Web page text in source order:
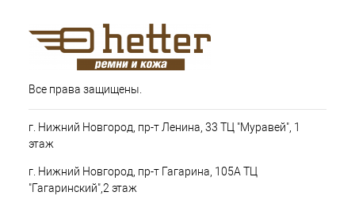
Все права защищены.
г. Нижний Новгород, пр-т Ленина, 33 ТЦ "Муравей", 1
этаж
г. Нижний Новгород, пр-т Гагарина, 105А ТЦ
"Гагаринский",2 этаж